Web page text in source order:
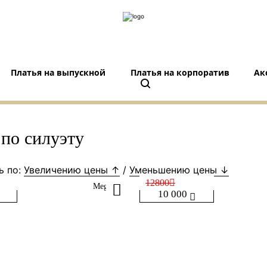
Платья на выпускной Платья на корпоратив
силуэту
по: Увеличению цены ↑ / Уменьшению цены ↓
Megan
10 000
12800